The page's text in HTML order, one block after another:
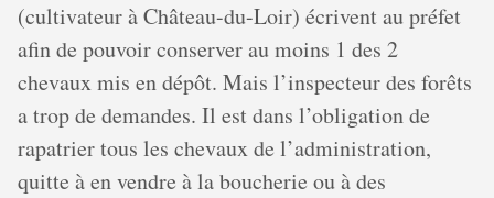
(cultivateur à Château-du-Loir) écrivent au préfet
afin de pouvoir conserver au moins 1 des 2
chevaux mis en dépôt. Mais l’inspecteur des forêts
a trop de demandes. Il est dans l’obligation de
rapatrier tous les chevaux de l’administration,
quitte à en vendre à la boucherie ou à des